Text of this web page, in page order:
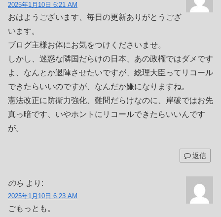
2025年1月10日 6:21 AM
おはようございます、毎日の更新ありがとうござ
います。
ブログ主様お体にお気をつけくださいませ。
しかし、迷惑な隣国だらけの日本、あの政権ではダメです
よ、なんとか退陣させたいですが、総理大臣ってリコール
できたらいいのですが、なんだか嫌になりますね。
憲法改正に防衛力強化、難問だらけなのに、岸破ではお先
真っ暗です、いやホントにリコールできたらいいんです
が。
返信
のら より:
2025年1月10日 6:23 AM
ごもっとも。